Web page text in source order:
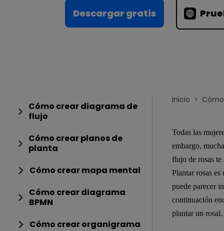
Centro de conocimientos
Para EdrawMax >
Descargar gratis
Cómo crear diagrama de
flujo
Cómo crear planos de
planta
Cómo crear mapa mental
Cómo crear diagrama
BPMN
Cómo crear organigrama
Inicio
Todas las
embargo,
flujo de rosas te
Plantar rosas
puede parecer
continuación
plantar un rosal.